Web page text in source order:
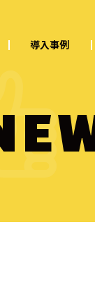
導入事例